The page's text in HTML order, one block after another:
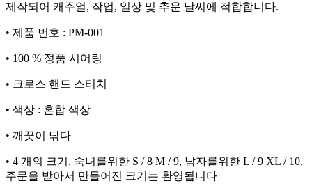
제작되어 캐주얼, 작업, 일상 및 추운 날씨에 적합합니다.
• 제품 번호 : PM-001
• 100 % 정품 시어링
• 크로스 핸드 스티치
• 색상 : 혼합 색상
• 깨끗이 닦다
• 4 개의 크기, 숙녀를위한 S / 8 M / 9, 남자를위한 L / 9 XL / 10,
주문을 받아서 만들어진 크기는 환영됩니다